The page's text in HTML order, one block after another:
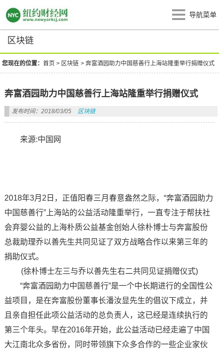
导航菜单
区块链
您现在的位置：首页 > 区块链 >奔富酒园助力中国慈善行上海站隆重举行捐赠仪式
奔富酒园助力中国慈善行上海站隆重举行捐赠仪式
发布时间：2018/03/05 区块链
来源:中国网
2018年3月2日，正值阳春三月春意盎然之际，“奔富酒园助力
中国慈善行”上海站的公益活动隆重举行，一直专注于帮扶社
会弃婴公益的上海朴质公益基金创始人徐朴博士与奔富股份
总裁助理乔以善先生共同见证了双方战略合作以来第三年的
捐助仪式。
(徐朴博士左三与乔以善先生右二共同见证捐赠仪式)
“奔富酒园助力中国慈善行”是一个中长期进行的全国性公
益项目，是在奔富股份董事长潘汝显先生的倡议下成立，并
且亲自担任此项公益活动的总负责人，这已经是连续执行的
第三个年头。早在2016年开始，此公益活动已经走遍了中国
大江南北众多省份，同时带领旗下众多合作的一些企业家伙